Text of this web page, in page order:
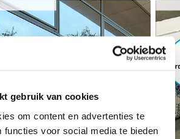
gebruik van cookies
om content en advertenties te
functies voor social media te bieden